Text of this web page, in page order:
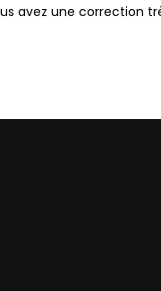
avez une correction